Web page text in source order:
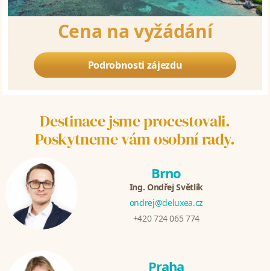
Cena na vyžádání
Podrobnosti zájezdu
Destinace jsme procestovali.
Poskytneme vám osobní rady.
Brno
Ing. Ondřej Světlík
ondrej@deluxea.cz
+420 724 065 774
Praha